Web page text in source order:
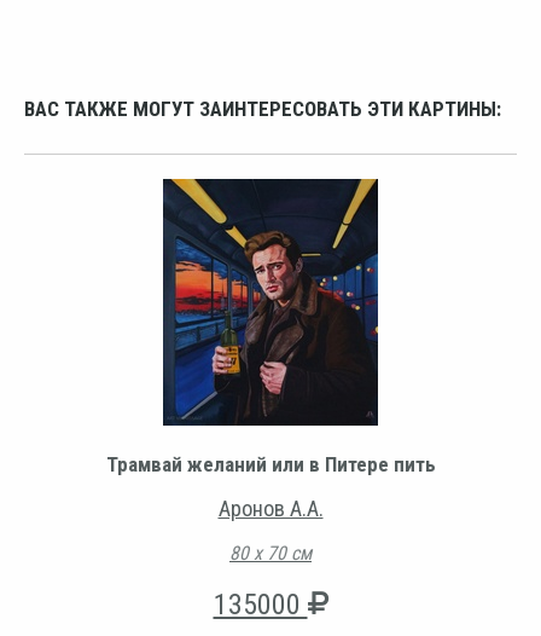
ВАС ТАКЖЕ МОГУТ ЗАИНТЕРЕСОВАТЬ ЭТИ КАРТИНЫ:
Трамвай желаний или в Питере пить
Аронов А.А.
80 х 70 см
135000